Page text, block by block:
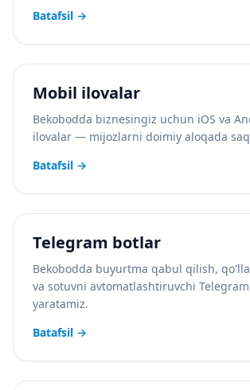
Batafsil →
Mobil ilovalar
Bekobodda biznesingiz uchun iOS va
ilovalar — mijozlarni doimiy aloqada
Batafsil →
Telegram botlar
Bekobodda buyurtma qabul qilish,
va sotuvni avtomatlashtiruvchi
yaratamiz.
Batafsil →